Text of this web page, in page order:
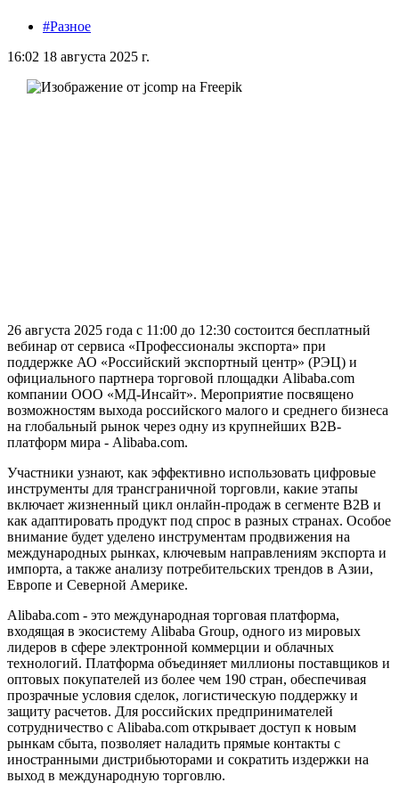
#Разное
16:02 18 августа 2025 г.
26 августа 2025 года с 11:00 до 12:30 состоится бесплатный
вебинар от сервиса «Профессионалы экспорта» при
поддержке АО «Российский экспортный центр» (РЭЦ) и
официального партнера торговой площадки Alibaba.com
компании ООО «МД-Инсайт». Мероприятие посвящено
возможностям выхода российского малого и среднего бизнеса
на глобальный рынок через одну из крупнейших B2B-
платформ мира - Alibaba.com.
Участники узнают, как эффективно использовать цифровые
инструменты для трансграничной торговли, какие этапы
включает жизненный цикл онлайн-продаж в сегменте B2B и
как адаптировать продукт под спрос в разных странах. Особое
внимание будет уделено инструментам продвижения на
международных рынках, ключевым направлениям экспорта и
импорта, а также анализу потребительских трендов в Азии,
Европе и Северной Америке.
Alibaba.com - это международная торговая платформа,
входящая в экосистему Alibaba Group, одного из мировых
лидеров в сфере электронной коммерции и облачных
технологий. Платформа объединяет миллионы поставщиков и
оптовых покупателей из более чем 190 стран, обеспечивая
прозрачные условия сделок, логистическую поддержку и
защиту расчетов. Для российских предпринимателей
сотрудничество с Alibaba.com открывает доступ к новым
рынкам сбыта, позволяет наладить прямые контакты с
иностранными дистрибьюторами и сократить издержки на
выход в международную торговлю.